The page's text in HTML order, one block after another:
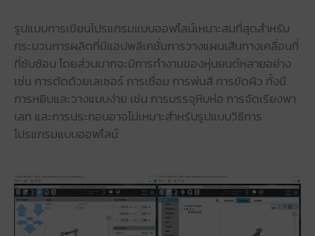
รูปแบบการเขียนโปรแกรมแบบออฟไลน์เหมาะสมที่สุดสำหรับ
กระบวนการผลิตที่มีแอปพลิเคชั่นการวางแผนเส้นทางเคลื่อนที่
ที่ซับซ้อน โดยส่วนมากจะมีการทำงานของหุ่นยนต์หลายอย่าง
เช่น การตัดด้วยเลเซอร์ การเชื่อม การพ่นสี การขัดผิว ทั้งนี
การหยิบและวางแบบง่าย เช่น การบรรจุหีบห่อ การจัดเรียงพา
เลท และการประกอบอาจไม่เหมาะสำหรับรูปแบบวิธีการ
โปรแกรมแบบออฟไลน์